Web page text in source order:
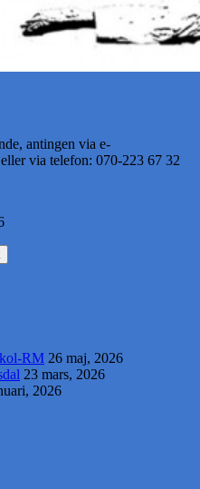
antingen via e-
via telefon: 070-223 67 32
RM 26 maj, 2026
23 mars, 2026
2026